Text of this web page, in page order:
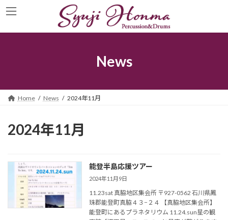
ン
ン
ビ
ー
News
Home News 2024年11月
2024年11月
能登半島応援ツアー
2024年11月9日
11.23sat 真脇地区集会所 〒927-0562 石川県鳳
珠郡能登町真脇４３−２４ 【真脇地区集会所】
能登町にあるプラネタリウム 11.24.sun星の観